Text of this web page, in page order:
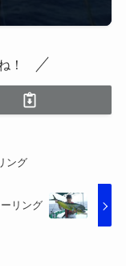
！
ング
リング